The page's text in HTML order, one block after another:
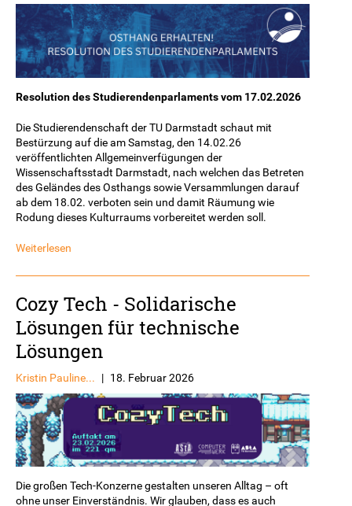
Resolution des Studierendenparlaments vom 17.02.2026
Die Studierendenschaft der TU Darmstadt schaut mit
Bestürzung auf die am Samstag, den 14.02.26
veröffentlichten Allgemeinverfügungen der
Wissenschaftsstadt Darmstadt, nach welchen das Betreten
des Geländes des Osthangs sowie Versammlungen darauf
ab dem 18.02. verboten sein und damit Räumung wie
Rodung dieses Kulturraums vorbereitet werden soll.
Weiterlesen
Cozy Tech - Solidarische
Lösungen für technische
Lösungen
Kristin Pauline... | 18. Februar 2026
Die großen Tech-Konzerne gestalten unseren Alltag – oft
ohne unser Einverständnis. Wir glauben, dass es auch